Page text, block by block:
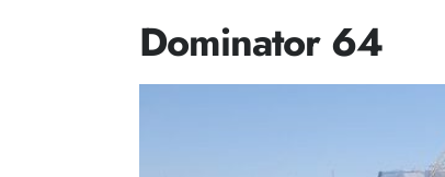
Dominator 64